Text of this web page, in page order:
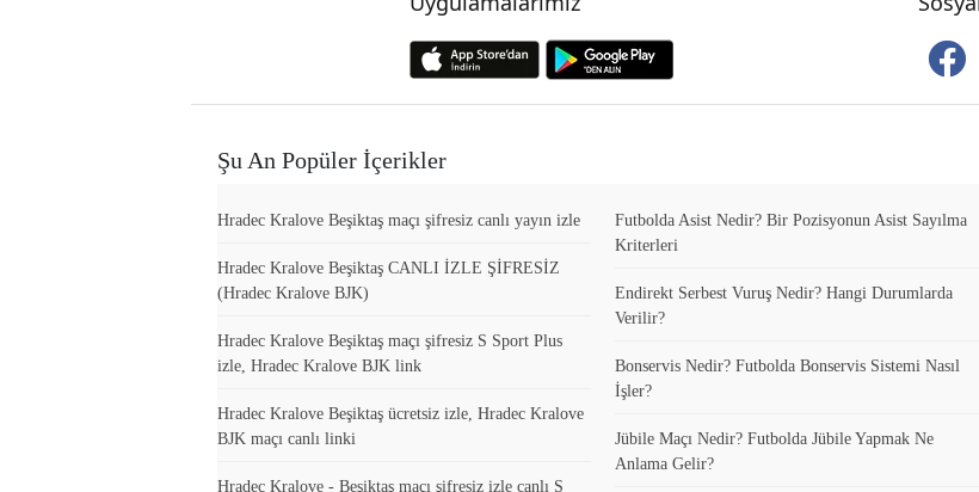
Şu An Popüler İçerikler
Hradec Kralove Beşiktaş maçı şifresiz canlı yayın izle
Hradec Kralove Beşiktaş CANLI İZLE ŞİFRESİZ
(Hradec Kralove BJK)
Hradec Kralove Beşiktaş maçı şifresiz S Sport Plus
izle, Hradec Kralove BJK link
Hradec Kralove Beşiktaş ücretsiz izle, Hradec Kralove
BJK maçı canlı linki
Hradec Kralove - Beşiktaş maçı şifresiz izle canlı S
Futbolda Asist Nedir? Bir Pozisyonun Asist Sayılma
Kriterleri
Endirekt Serbest Vuruş Nedir? Hangi Durumlarda
Verilir?
Bonservis Nedir? Futbolda Bonservis Sistemi Nasıl
İşler?
Jübile Maçı Nedir? Futbolda Jübile Yapmak Ne
Anlama Gelir?